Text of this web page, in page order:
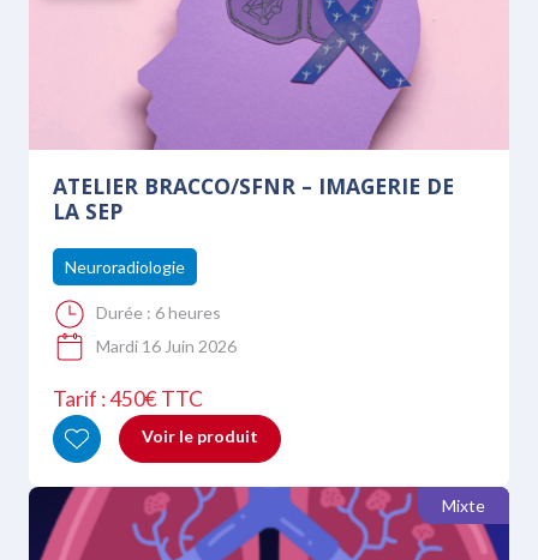
ATELIER BRACCO/SFNR – IMAGERIE DE
LA SEP
Neuroradiologie
Durée : 6 heures
Mardi 16 Juin 2026
Tarif : 450€ TTC
Voir le produit
Mixte